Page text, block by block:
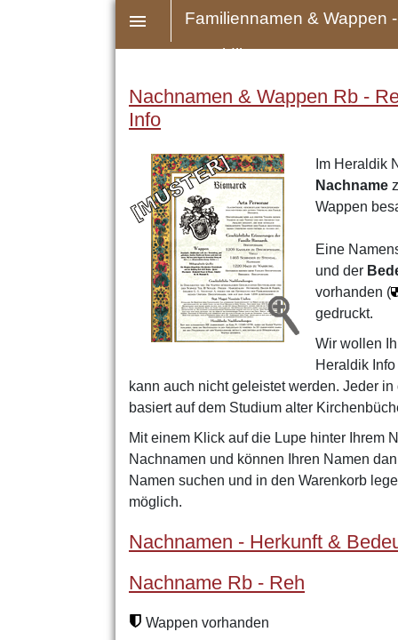
Familiennamen & Wappen -
Heraldik
Nachnamen & Wappen Rb -
Info
Im Heraldik
Nachname
Wappen
Eine
und der
vorhanden (
gedruckt.
Wir wollen
Heraldik
kann auch nicht geleistet werden. Jeder
basiert auf dem Studium alter
Mit einem Klick auf die Lupe hinter Ihrem
Nachnamen und können Ihren Namen
Namen suchen und in den Warenkorb
möglich.
Nachnamen - Herkunft &
Nachname Rb - Reh
Wappen vorhanden